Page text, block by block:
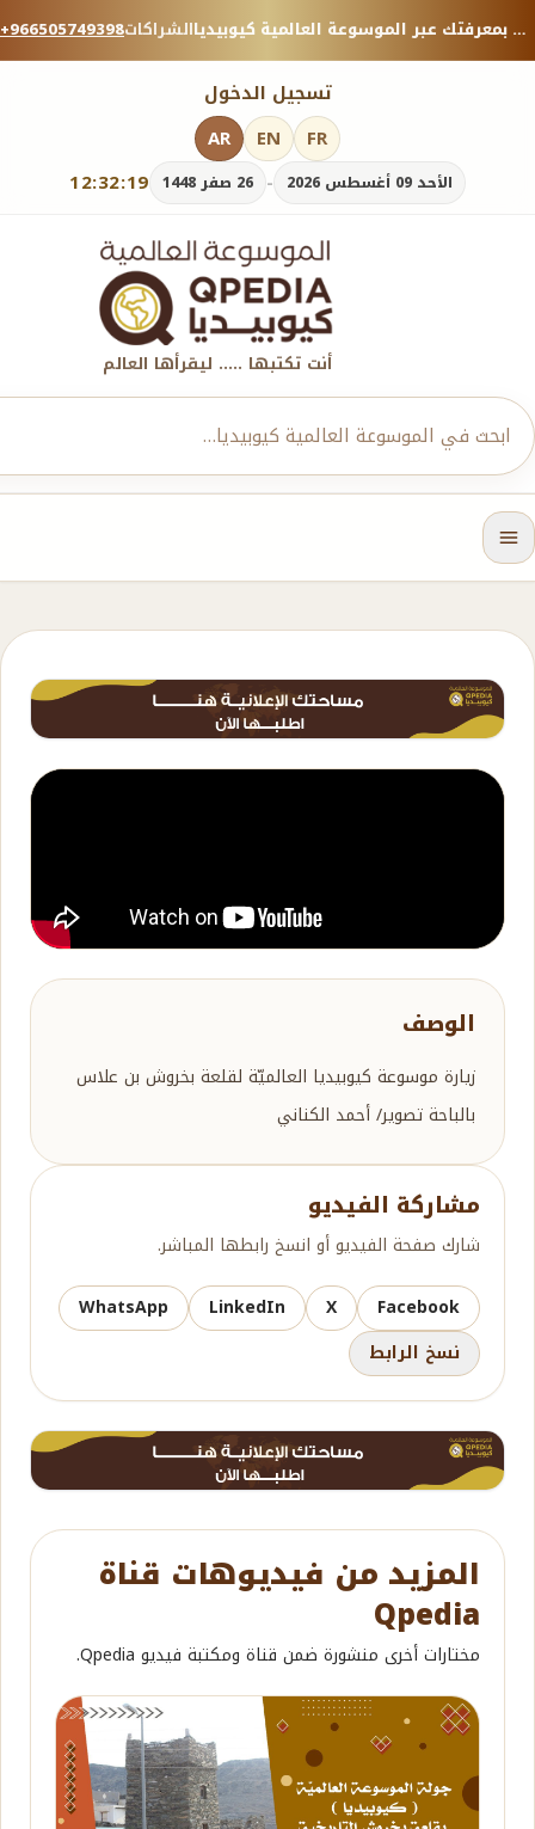
+966505749398الشراكات منصة معرفية موثوقة — شارك بمعرفتك عبر الموسوعة العالمية كيوبيديا.
تسجيل الدخول
12:32:19 الأحد 09 أغسطس 2026 - 26 صفر 1448
AR EN FR
أنت تكتبها ..... ليقرأها العالم
الوصف
زيارة موسوعة كيوبيديا العالميّة لقلعة بخروش بن علاس
بالباحة تصوير/ أحمد الكناني
مشاركة الفيديو
شارك صفحة الفيديو أو انسخ رابطها المباشر.
Facebook
X
LinkedIn
WhatsApp
نسخ الرابط
المزيد من فيديوهات قناة
Qpedia
مختارات أخرى منشورة ضمن قناة ومكتبة فيديو Qpedia.